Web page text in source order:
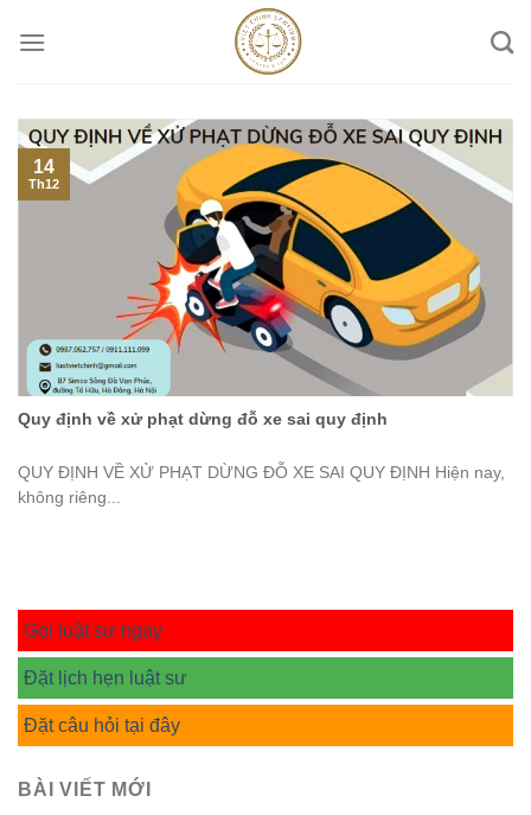
Quy định về xử phạt dừng đỗ xe sai quy định
QUY ĐỊNH VỀ XỬ PHẠT DỪNG ĐỖ XE SAI QUY ĐỊNH Hiện nay,
không riêng...
14
Th12
Gọi luật sư ngay
Đặt lịch hẹn luật sư
Đặt câu hỏi tại đây
BÀI VIẾT MỚI